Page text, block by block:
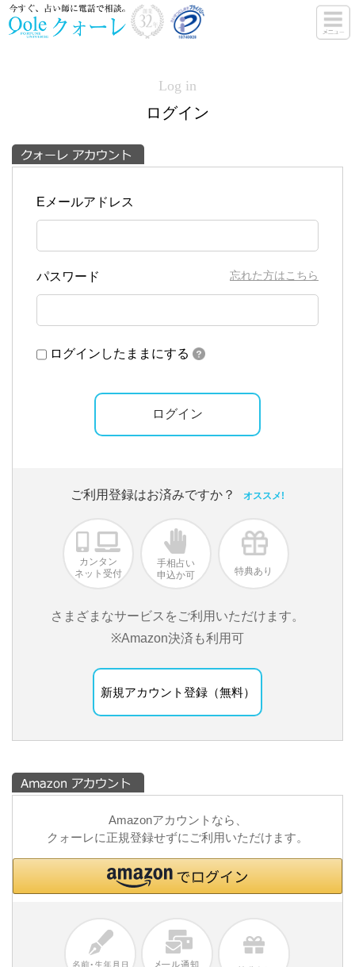
Log in
ログイン
Eメールアドレス
パスワード 忘れた方はこちら
ログインしたままにする
ご利用登録はお済みですか？ オススメ!
カンタン
ネット受付
手相占い
申込か可
特典あり
さまざまなサービスをご利用いただけます。
※Amazon決済も利用可
新規アカウント登録（無料）
Amazonアカウントなら、
クォーレに正規登録せずにご利用いただけます。